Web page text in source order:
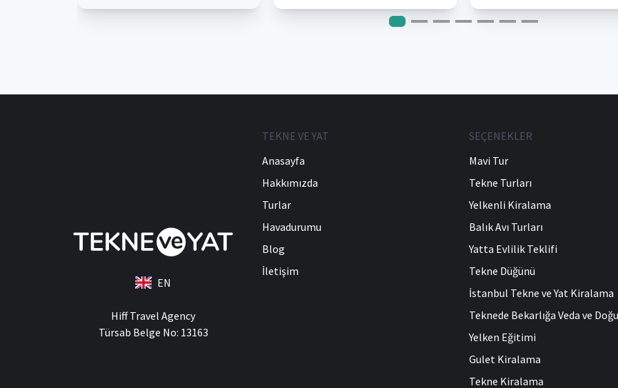
EN
Hiff Travel Agency
Türsab Belge No: 13163
TEKNE VE YAT
Anasayfa
Hakkımızda
Turlar
Havadurumu
Blog
İletişim
SEÇENEKLER
Mavi Tur
Tekne Turları
Yelkenli Kiralama
Balık Avı Turları
Yatta Evlilik Teklifi
Tekne Düğünü
İstanbul Tekne ve Yat Kiralama
Teknede Bekarlığa Veda ve
Yelken Eğitimi
Gulet Kiralama
Tekne Kiralama